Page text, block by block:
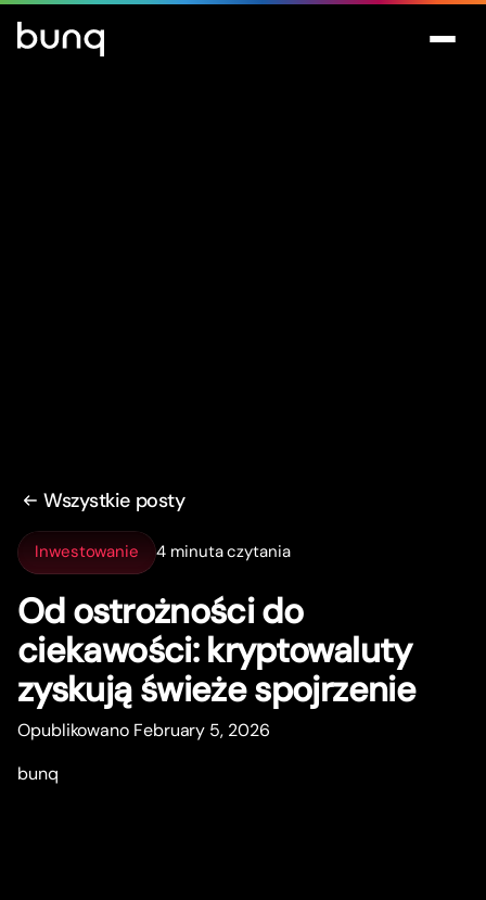
Wszystkie posty
Inwestowanie 4 minuta czytania
Od ostrożności do
ciekawości: kryptowaluty
zyskują świeże spojrzenie
Opublikowano February 5, 2026
bunq